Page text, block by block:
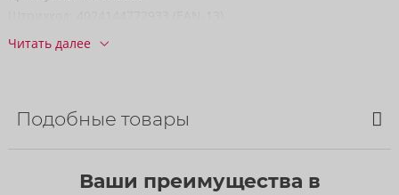
код ТН ВЭД: 39241000
следующая доставка:44/2026
Читать далее
Подобные товары
Ваши преимущества в